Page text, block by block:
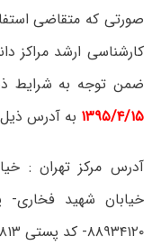
صورتی که متقاضی
کارشناسی ارشد مراکز
ضمن توجه به شرایط
۱۳۹۵/۴/۱۵ به آدرس ذیل
آدرس مرکز تهران :
۸۸۹۳۴۱۲۰- کد پستی ۱۵۹۴۶۶۷۸۱۳